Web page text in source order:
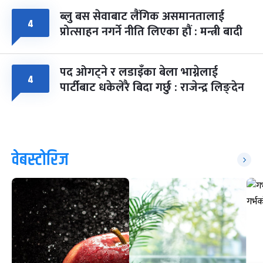
४ ब्लु बस सेवाबाट लैंगिक असमानतालाई
प्रोत्साहन नगर्ने नीति लिएका हौं : मन्त्री बादी
४ पद ओगट्ने र लडाइँका बेला भाग्नेलाई
पार्टीबाट धकेलेरै बिदा गर्छु : राजेन्द्र लिङ्देन
वेबस्टोरिज